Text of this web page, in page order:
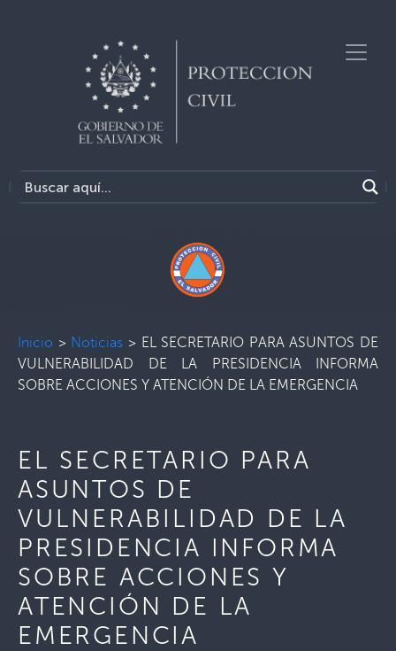
Inicio > Noticias > EL SECRETARIO PARA ASUNTOS DE
VULNERABILIDAD DE LA PRESIDENCIA INFORMA
SOBRE ACCIONES Y ATENCIÓN DE LA EMERGENCIA
EL SECRETARIO PARA
ASUNTOS DE
VULNERABILIDAD DE LA
PRESIDENCIA INFORMA
SOBRE ACCIONES Y
ATENCIÓN DE LA
EMERGENCIA